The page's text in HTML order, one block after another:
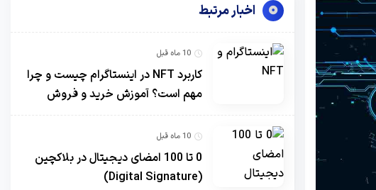
اخبار مرتبط
10 ماه قبل
کاربرد NFT در اینستاگرام چیست و چرا
مهم است؟ آموزش خرید و فروش
10 ماه قبل
0 تا 100 امضای دیجیتال در بلاکچین
(Digital Signature)